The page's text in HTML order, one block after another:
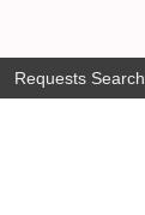
Requests Search